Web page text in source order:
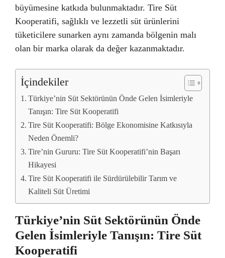
büyümesine katkıda bulunmaktadır. Tire Süt
Kooperatifi, sağlıklı ve lezzetli süt ürünlerini
tüketicilere sunarken aynı zamanda bölgenin malı
olan bir marka olarak da değer kazanmaktadır.
İçindekiler
Türkiye’nin Süt Sektörünün Önde Gelen İsimleriyle
Tanışın: Tire Süt Kooperatifi
Tire Süt Kooperatifi: Bölge Ekonomisine Katkısıyla
Neden Önemli?
Tire’nin Gururu: Tire Süt Kooperatifi’nin Başarı
Hikayesi
Tire Süt Kooperatifi ile Sürdürülebilir Tarım ve
Kaliteli Süt Üretimi
Türkiye’nin Süt Sektörünün Önde
Gelen İsimleriyle Tanışın: Tire Süt
Kooperatifi